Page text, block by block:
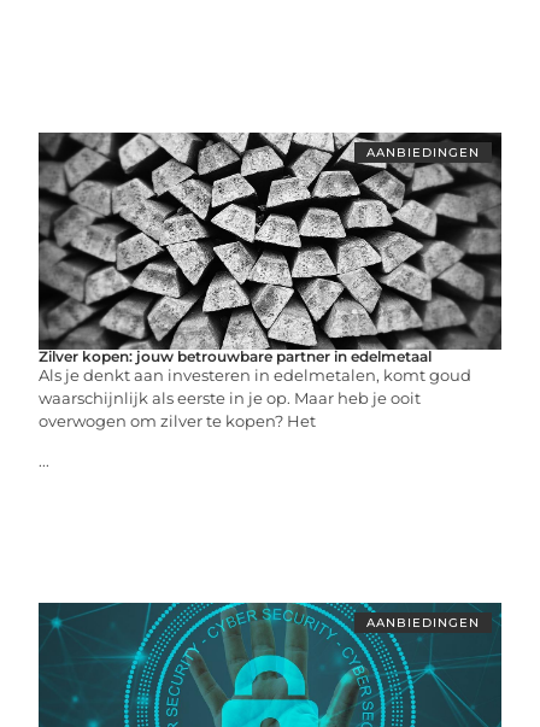
AANBIEDINGEN
Zilver kopen: jouw betrouwbare partner in edelmetaal
Als je denkt aan investeren in edelmetalen, komt goud
waarschijnlijk als eerste in je op. Maar heb je ooit
overwogen om zilver te kopen? Het
...
AANBIEDINGEN